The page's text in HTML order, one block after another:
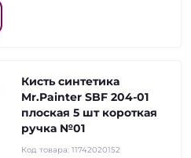
Кисть синтетика
Mr.Painter SBF 204-01
плоская 5 шт короткая
ручка №01
Код товара: 11742020152